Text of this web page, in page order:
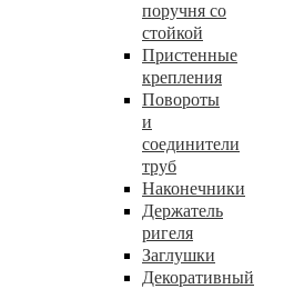
поручня со
стойкой
Пристенные
крепления
Повороты
и
соединители
труб
Наконечники
Держатель
ригеля
Заглушки
Декоративный